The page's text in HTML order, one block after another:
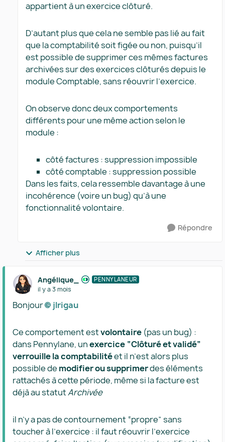
appartient à un exercice clôturé.
D’autant plus que cela ne semble pas lié au fait
que la comptabilité soit figée ou non, puisqu’il
est possible de supprimer ces mêmes factures
archivées sur des exercices clôturés depuis le
module Comptable, sans réouvrir l’exercice.
On observe donc deux comportements
différents pour une même action selon le
module :
côté factures : suppression impossible
côté comptable : suppression possible
Dans les faits, cela ressemble davantage à une
incohérence (voire un bug) qu’à une
fonctionnalité volontaire.
Répondre
Afficher plus
Angélique_ PENNYLANEUR
il y a 3 mois
Bonjour jlrigau​
Ce comportement estvolontaire (pas un bug) :
dans Pennylane, unexercice “Clôturé et validé”
verrouille la comptabilitéet il n’est alors plus
possible de modifier ou supprimerdes éléments
rattachés à cette période, même si la facture est
déjà au statutArchivée
il n’y a pas de contournement “propre” sans
toucher à l’exercice : il faut réouvrir l’exercice